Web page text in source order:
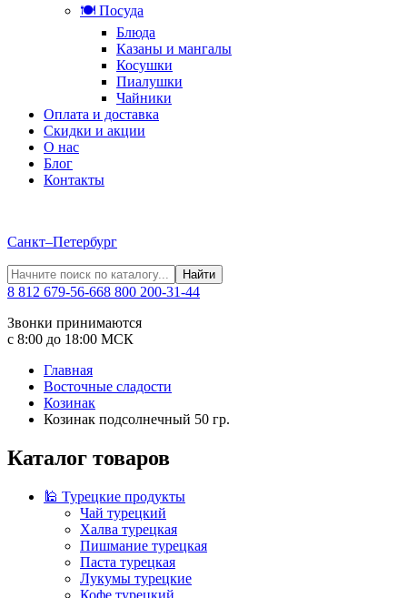
🍽️ Посуда
Блюда
Казаны и мангалы
Косушки
Пиалушки
Чайники
Оплата и доставка
Скидки и акции
О нас
Блог
Контакты
Санкт–Петербург
Найти
8 812 679-56-668 800 200-31-44
Звонки принимаются
с 8:00 до 18:00 МСК
Главная
Восточные сладости
Козинак
Козинак подсолнечный 50 гр.
Каталог товаров
🕌 Турецкие продукты
Чай турецкий
Халва турецкая
Пишмание турецкая
Паста турецкая
Лукумы турецкие
Кофе турецкий